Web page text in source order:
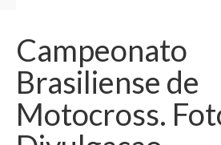
Fernando Fidelis
Café com Fidelis
Notícias Brasília
Campeonato
Brasiliense de
Motocross.